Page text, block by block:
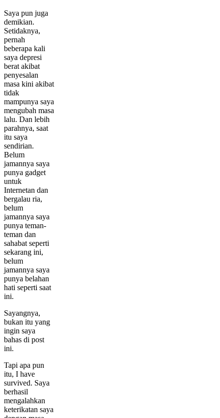
Saya pun juga
demikian.
Setidaknya,
pernah
beberapa kali
saya depresi
berat akibat
penyesalan
masa kini akibat
tidak
mampunya saya
mengubah masa
lalu. Dan lebih
parahnya, saat
itu saya
sendirian.
Belum
jamannya saya
punya gadget
untuk
Internetan dan
bergalau ria,
belum
jamannya saya
punya teman-
teman dan
sahabat seperti
sekarang ini,
belum
jamannya saya
punya belahan
hati seperti saat
ini.
Sayangnya,
bukan itu yang
ingin saya
bahas di post
ini.
Tapi apa pun
itu, I have
survived. Saya
berhasil
mengalahkan
keterikatan saya